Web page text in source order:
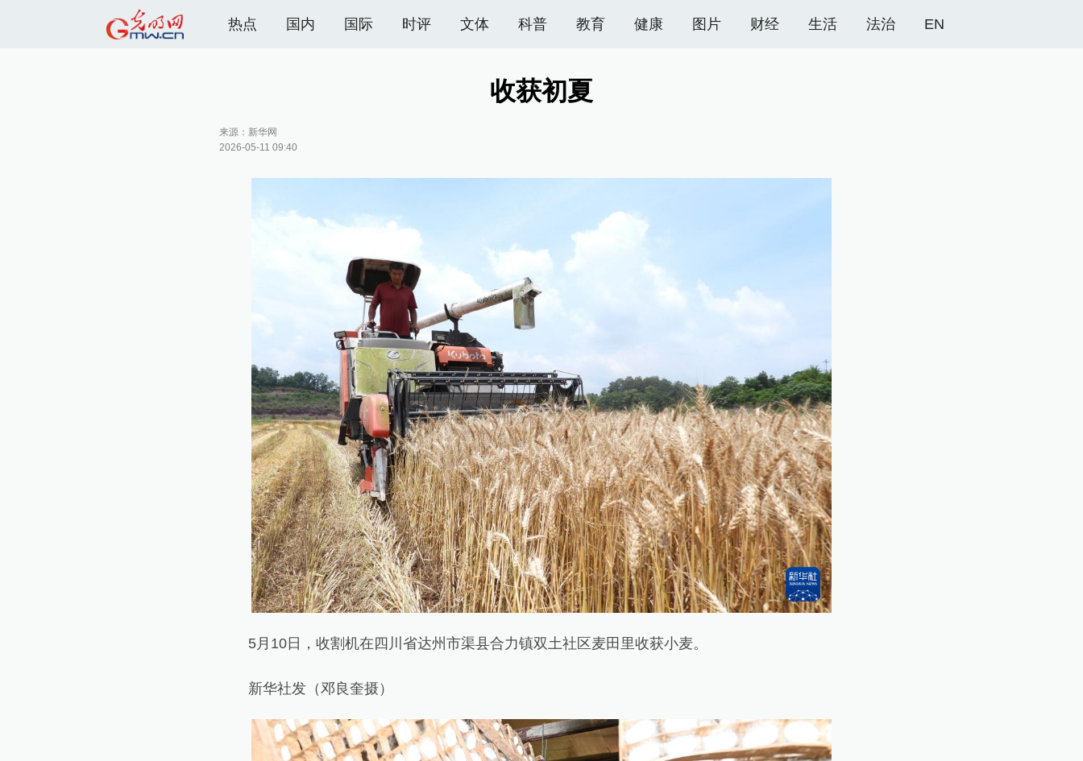
热点 国内 国际 时评 文体 科普 教育 健康 图片 财经 生活 法治 EN
收获初夏
来源： 新华网
2026-05-11 09:40
5月10日，收割机在四川省达州市渠县合力镇双土社区麦田里收获小麦。
新华社发（邓良奎摄）